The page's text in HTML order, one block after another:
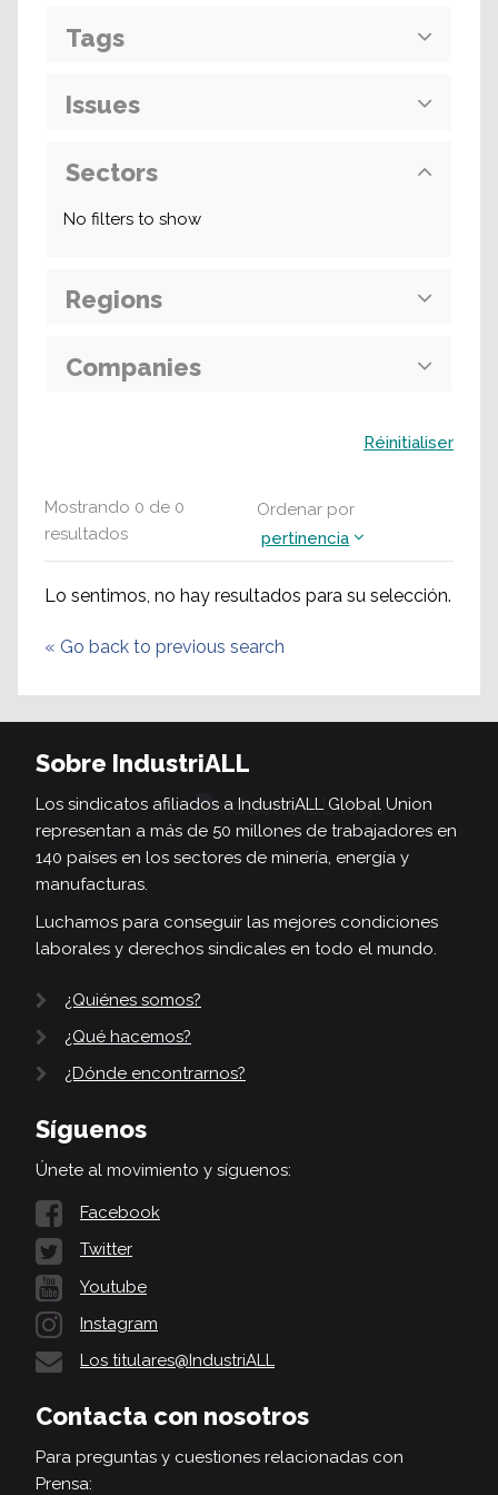
Mostrando 0 de 0
resultados
Ordenar por
pertinencia
Lo sentimos, no hay resultados para su selección.
« Go back to previous search
Tags
Issues
Sectors
No filters to show
Regions
Companies
Réinitialiser
Sobre IndustriALL
Los sindicatos afiliados a IndustriALL Global Union
representan a más de 50 millones de trabajadores en
140 países en los sectores de minería, energía y
manufacturas.
Luchamos para conseguir las mejores condiciones
laborales y derechos sindicales en todo el mundo.
¿Quiénes somos?
¿Qué hacemos?
¿Dónde encontrarnos?
Síguenos
Únete al movimiento y síguenos:
Facebook
Twitter
Youtube
Instagram
Los titulares@IndustriALL
Contacta con nosotros
Para preguntas y cuestiones relacionadas con
Prensa: